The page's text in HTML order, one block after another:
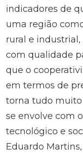
indicadores de
uma região
rural e
com qualidade
que o
em termos de
torna tudo
se envolve com
tecnológico e
Eduardo